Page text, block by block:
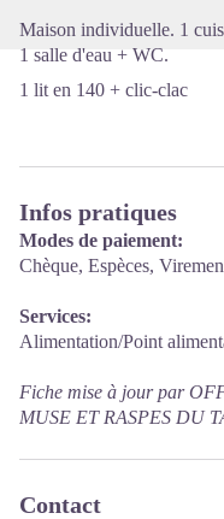
Maison individuelle. 1
1 salle d'eau + WC.
1 lit en 140 + clic-clac
Infos pratiques
Modes de paiement:
Chèque, Espèces,
Services:
Alimentation/Point
Fiche mise à jour par
MUSE ET RASPES DU
Contact